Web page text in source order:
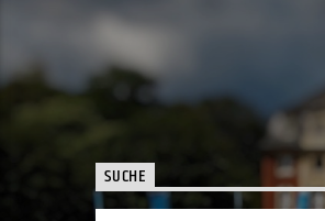
SUCHE